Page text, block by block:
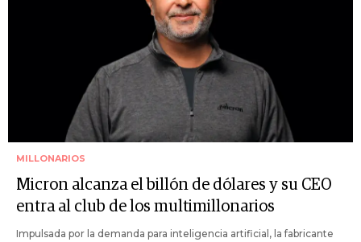
MILLONARIOS
Micron alcanza el billón de dólares y su CEO
entra al club de los multimillonarios
Impulsada por la demanda para inteligencia artificial, la fabricante